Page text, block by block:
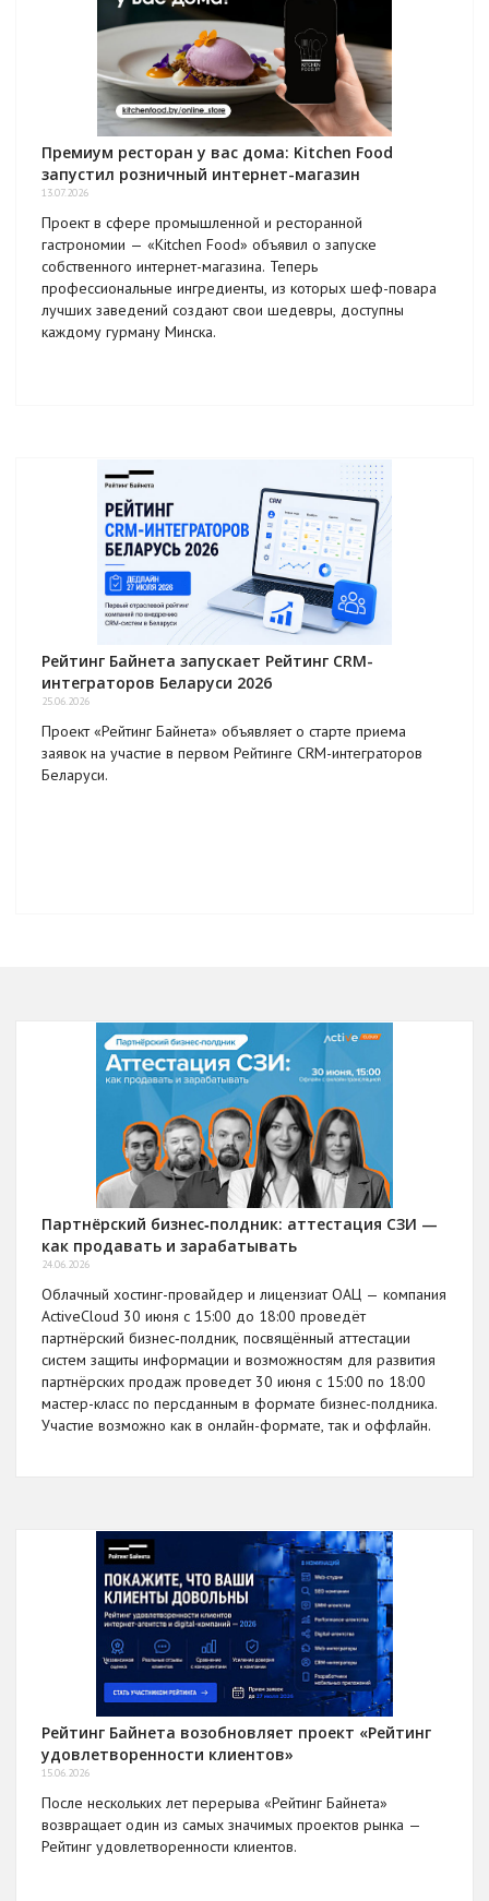
Премиум ресторан у вас дома: Kitchen Food
запустил розничный интернет-магазин
13.07.2026
Проект в сфере промышленной и ресторанной
гастрономии — «Kitchen Food» объявил о запуске
собственного интернет-магазина. Теперь
профессиональные ингредиенты, из которых шеф-повара
лучших заведений создают свои шедевры, доступны
каждому гурману Минска.
Рейтинг Байнета запускает Рейтинг CRM-
интеграторов Беларуси 2026
25.06.2026
Проект «Рейтинг Байнета» объявляет о старте приема
заявок на участие в первом Рейтинге CRM-интеграторов
Беларуси.
Партнёрский бизнес‑полдник: аттестация СЗИ —
как продавать и зарабатывать
24.06.2026
Облачный хостинг-провайдер и лицензиат ОАЦ — компания
ActiveCloud 30 июня с 15:00 до 18:00 проведёт
партнёрский бизнес‑полдник, посвящённый аттестации
систем защиты информации и возможностям для развития
партнёрских продаж проведет 30 июня с 15:00 по 18:00
мастер-класс по персданным в формате бизнес-полдника.
Участие возможно как в онлайн-формате, так и оффлайн.
Рейтинг Байнета возобновляет проект «Рейтинг
удовлетворенности клиентов»
15.06.2026
После нескольких лет перерыва «Рейтинг Байнета»
возвращает один из самых значимых проектов рынка —
Рейтинг удовлетворенности клиентов.